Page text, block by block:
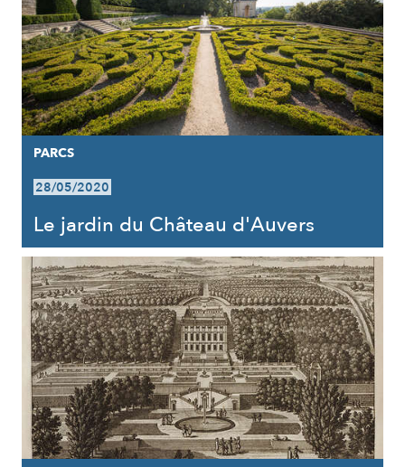
PARCS
28/05/2020
Le jardin du Château d'Auvers